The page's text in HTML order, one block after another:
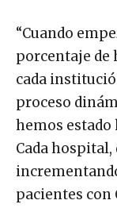
“Cuando
porcentaje de
cada
proceso
hemos estado
Cada hospital,
pacientes con